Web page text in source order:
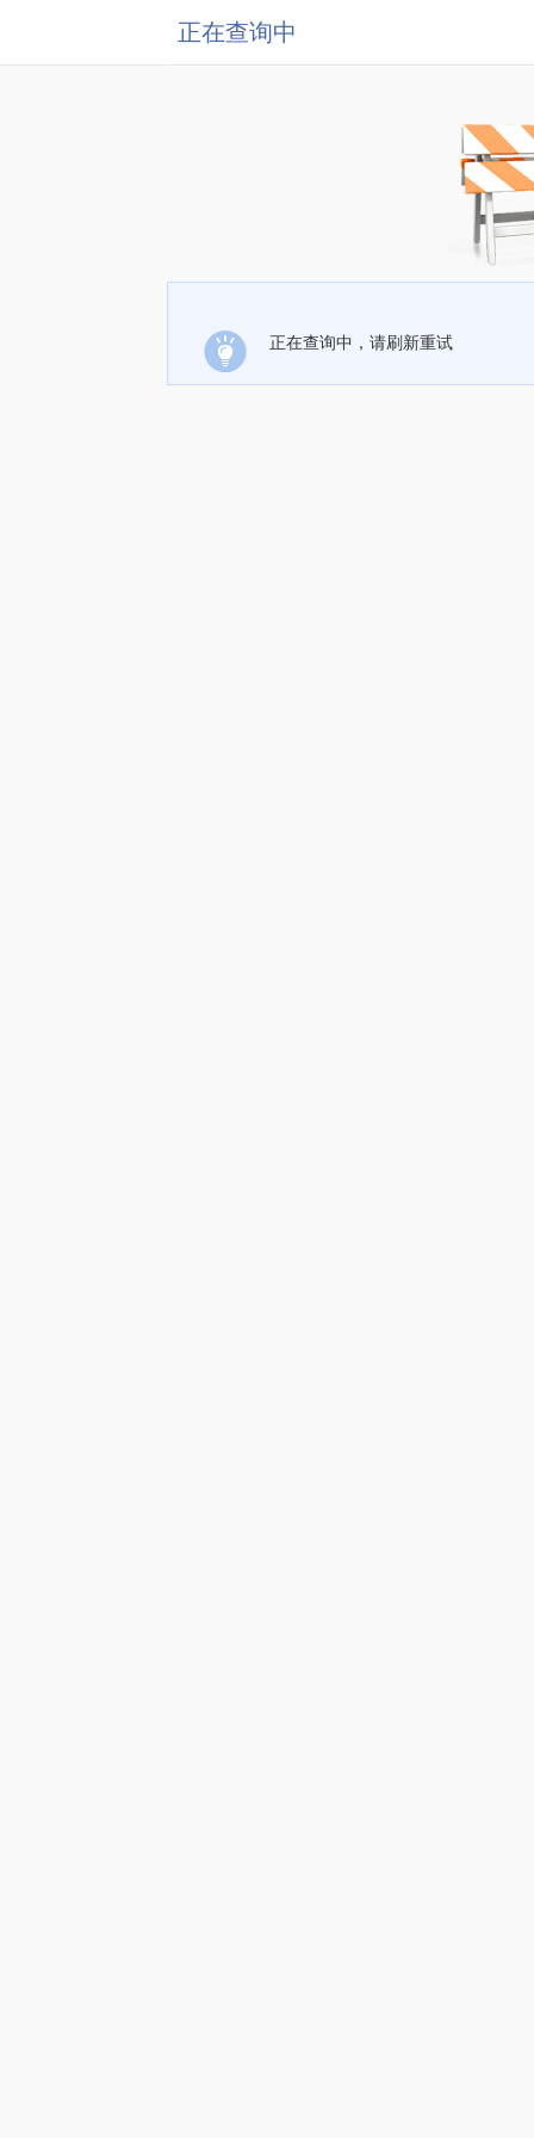
正在查询中
正在查询中，请刷新重试